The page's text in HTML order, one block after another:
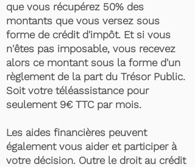
que vous récupérez 50% des
montants que vous versez sous
forme de crédit d'impôt. Et si vous
n'êtes pas imposable, vous recevez
alors ce montant sous la forme d'un
règlement de la part du Trésor Public.
Soit votre téléassistance pour
seulement 9€ TTC par mois.
Les aides financières peuvent
également vous aider et participer à
votre décision. Outre le droit au crédit